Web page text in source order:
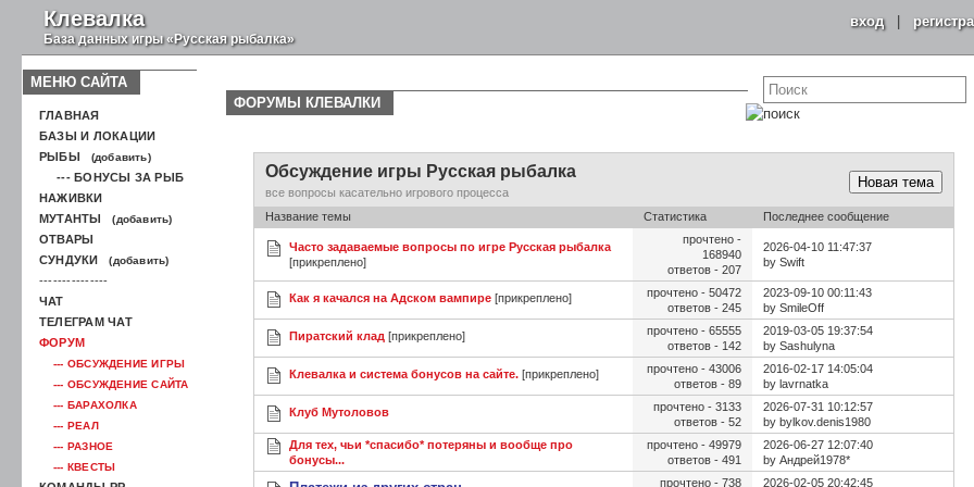
Клевалка
База данных игры «Русская рыбалка»
вход|
ФОРУМЫ КЛЕВАЛКИ
Обсуждение игры Русская рыбалка
все вопросы касательно игрового процесса
Новая тема
Название темы Статистика Последнее сообщение
Часто задаваемые вопросы по игре Русская рыбалка
[прикреплено]
прочтено -
168940
ответов - 207
2026-04-10 11:47:37
by Swift
Как я качался на Адском вампире [прикреплено]
прочтено - 50472
ответов - 245
2023-09-10 00:11:43
by SmileOff
Пиратский клад [прикреплено]
прочтено - 65555
ответов - 142
2019-03-05 19:37:54
by Sashulyna
Клевалка и система бонусов на сайте. [прикреплено]
прочтено - 43006
ответов - 89
2016-02-17 14:05:04
by lavrnatka
Клуб Мутоловов
прочтено - 3133
ответов - 52
2026-07-31 10:12:57
by bylkov.denis1980
Для тех, чьи *спасибо* потеряны и вообще про
бонусы...
прочтено - 49979
ответов - 491
2026-06-27 12:07:40
by Андрей1978*
прочтено - 738 2026-02-05 20:42:45
МЕНЮ САЙТА
ГЛАВНАЯ
БАЗЫ И ЛОКАЦИИ
РЫБЫ
(добавить)
--- БОНУСЫ ЗА РЫБ
НАЖИВКИ
МУТАНТЫ
(добавить)
ОТВАРЫ
СУНДУКИ
(добавить)
---------------
ЧАТ
ТЕЛЕГРАМ ЧАТ
ФОРУМ
--- ОБСУЖДЕНИЕ ИГРЫ
--- ОБСУЖДЕНИЕ САЙТА
--- БАРАХОЛКА
--- РЕАЛ
--- РАЗНОЕ
--- КВЕСТЫ